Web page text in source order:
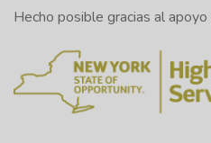
Hecho posible gracias al apoyo